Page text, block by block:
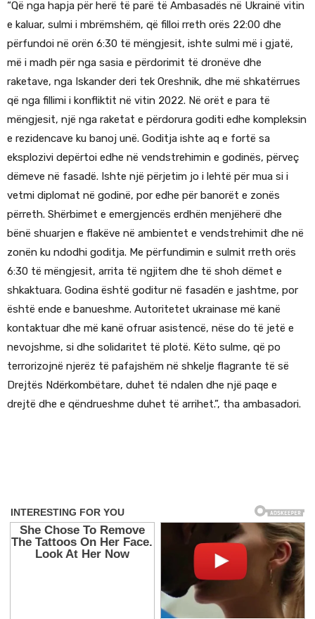
“Që nga hapja për herë të parë të Ambasadës në Ukrainë vitin
e kaluar, sulmi i mbrëmshëm, që filloi rreth orës 22:00 dhe
përfundoi në orën 6:30 të mëngjesit, ishte sulmi më i gjatë,
më i madh për nga sasia e përdorimit të dronëve dhe
raketave, nga Iskander deri tek Oreshnik, dhe më shkatërrues
që nga fillimi i konfliktit në vitin 2022. Në orët e para të
mëngjesit, një nga raketat e përdorura goditi edhe kompleksin
e rezidencave ku banoj unë. Goditja ishte aq e fortë sa
eksplozivi depërtoi edhe në vendstrehimin e godinës, përveç
dëmeve në fasadë. Ishte një përjetim jo i lehtë për mua si i
vetmi diplomat në godinë, por edhe për banorët e zonës
përreth. Shërbimet e emergjencës erdhën menjëherë dhe
bënë shuarjen e flakëve në ambientet e vendstrehimit dhe në
zonën ku ndodhi goditja. Me përfundimin e sulmit rreth orës
6:30 të mëngjesit, arrita të ngjitem dhe të shoh dëmet e
shkaktuara. Godina është goditur në fasadën e jashtme, por
është ende e banueshme. Autoritetet ukrainase më kanë
kontaktuar dhe më kanë ofruar asistencë, nëse do të jetë e
nevojshme, si dhe solidaritet të plotë. Këto sulme, që po
terrorizojnë njerëz të pafajshëm në shkelje flagrante të së
Drejtës Ndërkombëtare, duhet të ndalen dhe një paqe e
drejtë dhe e qëndrueshme duhet të arrihet.”, tha ambasadori.